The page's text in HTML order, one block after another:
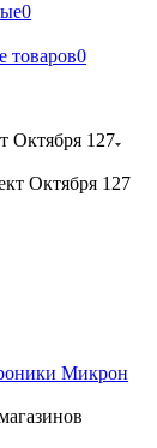
0
товаров0
Октября 127
Октября 127